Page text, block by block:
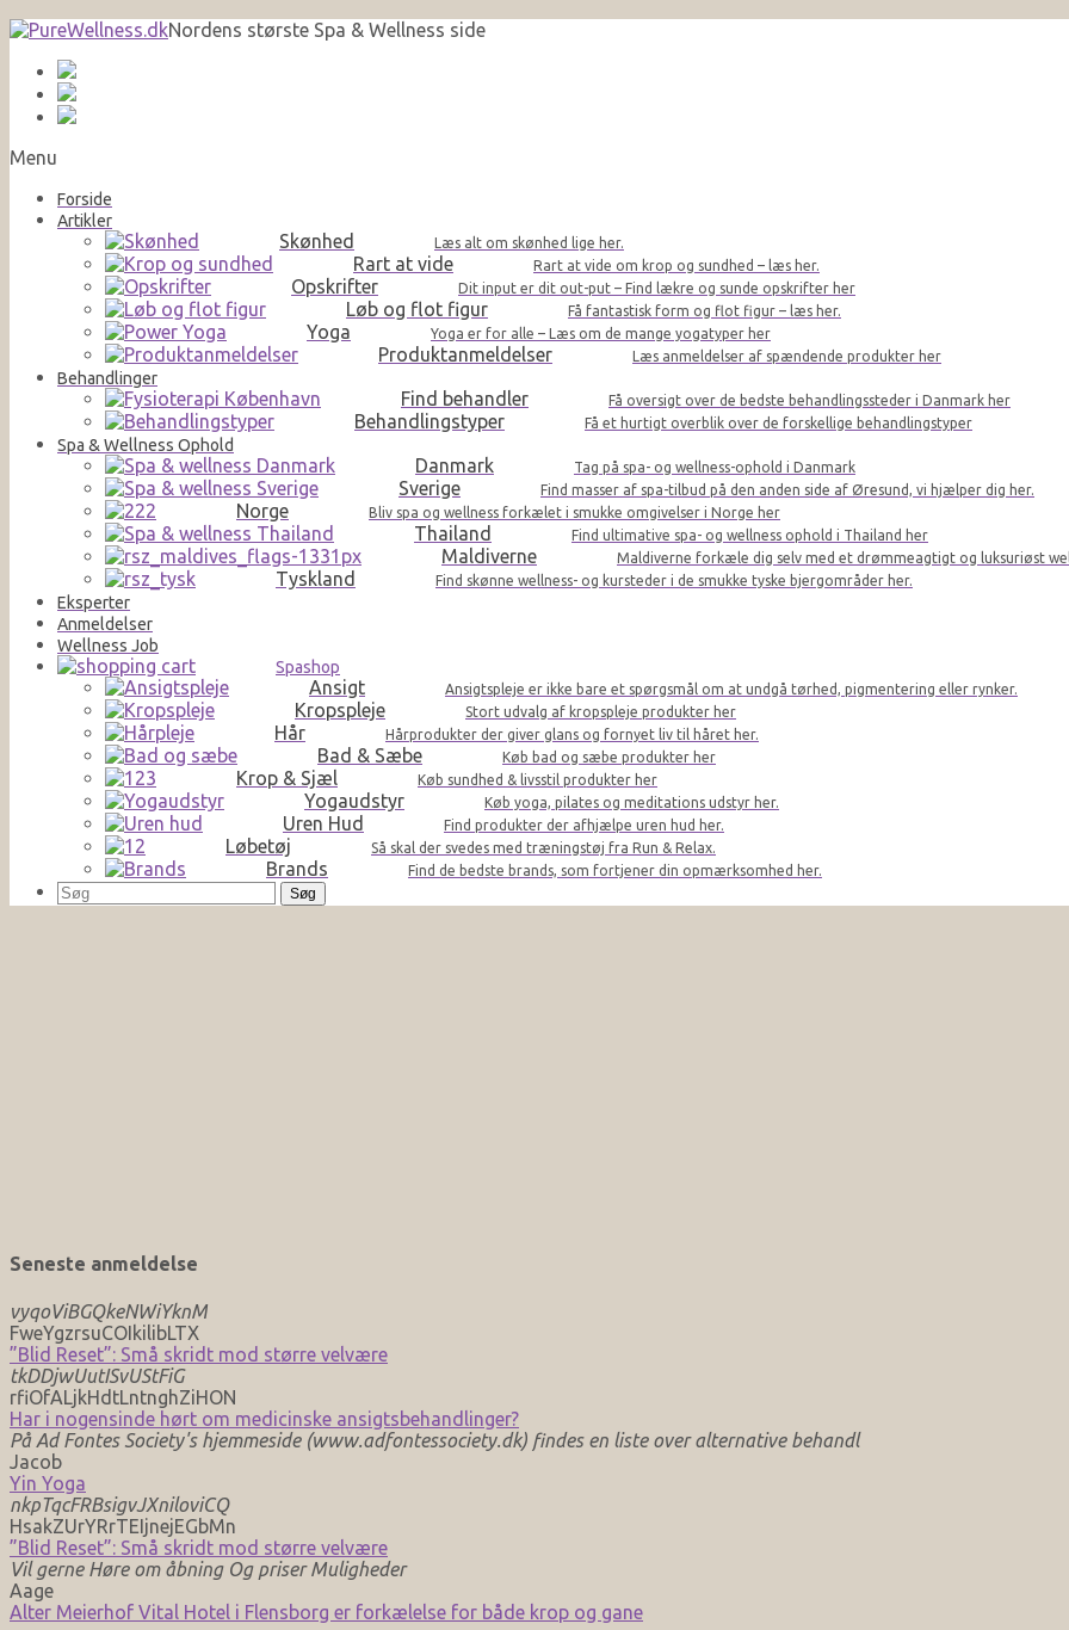
Nordens største Spa & Wellness side
Menu
Forside
Artikler
Skønhed Læs alt om skønhed lige her.
Rart at vide Rart at vide om krop og sundhed – læs her.
Opskrifter Dit input er dit out-put – Find lækre og sunde opskrifter her
Løb og flot figur Få fantastisk form og flot figur – læs her.
Yoga Yoga er for alle – Læs om de mange yogatyper her
Produktanmeldelser Læs anmeldelser af spændende produkter her
Behandlinger
Find behandler Få oversigt over de bedste behandlingssteder i Danmark her
Behandlingstyper Få et hurtigt overblik over de forskellige behandlingstyper
Spa & Wellness Ophold
Danmark Tag på spa- og wellness-ophold i Danmark
Sverige Find masser af spa-tilbud på den anden side af Øresund, vi hjælper dig her.
Norge Bliv spa og wellness forkælet i smukke omgivelser i Norge her
Thailand Find ultimative spa- og wellness ophold i Thailand her
Maldiverne Maldiverne forkæle dig selv med et drømmeagtigt og luksuriøst
Tyskland Find skønne wellness- og kursteder i de smukke tyske bjergområder her.
Eksperter
Anmeldelser
Wellness Job
Spashop
Ansigt Ansigtspleje er ikke bare et spørgsmål om at undgå tørhed, pigmentering eller rynker.
Kropspleje Stort udvalg af kropspleje produkter her
Hår Hårprodukter der giver glans og fornyet liv til håret her.
Bad & Sæbe Køb bad og sæbe produkter her
Krop & Sjæl Køb sundhed & livsstil produkter her
Yogaudstyr Køb yoga, pilates og meditations udstyr her.
Uren Hud Find produkter der afhjælpe uren hud her.
Løbetøj Så skal der svedes med træningstøj fra Run & Relax.
Brands Find de bedste brands, som fortjener din opmærksomhed her.
Søg
efter:
Seneste anmeldelse
vyqoViBGQkeNWiYknM
FweYgzrsuCOIkilibLTX
”Blid Reset”: Små skridt mod større velvære
tkDDjwUutISvUStFiG
rfiOfALjkHdtLntnghZiHON
Har i nogensinde hørt om medicinske ansigtsbehandlinger?
På Ad Fontes Society's hjemmeside (www.adfontessociety.dk) findes en liste over alternative behandl
Jacob
Yin Yoga
nkpTqcFRBsigvJXniloviCQ
HsakZUrYRrTEIjnejEGbMn
”Blid Reset”: Små skridt mod større velvære
Vil gerne Høre om åbning Og priser Muligheder
Aage
Alter Meierhof Vital Hotel i Flensborg er forkælelse for både krop og gane